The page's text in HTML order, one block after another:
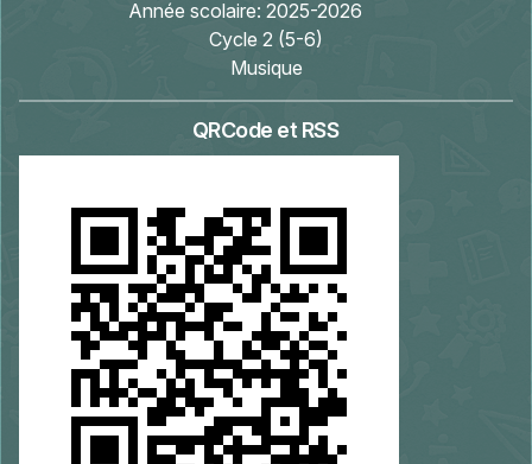
Année scolaire: 2025-2026
Cycle 2 (5-6)
Musique
QRCode et RSS